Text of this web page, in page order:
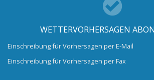
WETTERVORHERSAGEN
Einschreibung für Vorhersagen per E-Mail
Einschreibung für Vorhersagen per Fax